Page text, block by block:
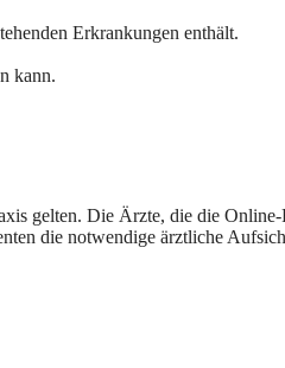
Erkrankungen enthält.
kann.
gelten. Die Ärzte, die die Online-
die notwendige ärztliche